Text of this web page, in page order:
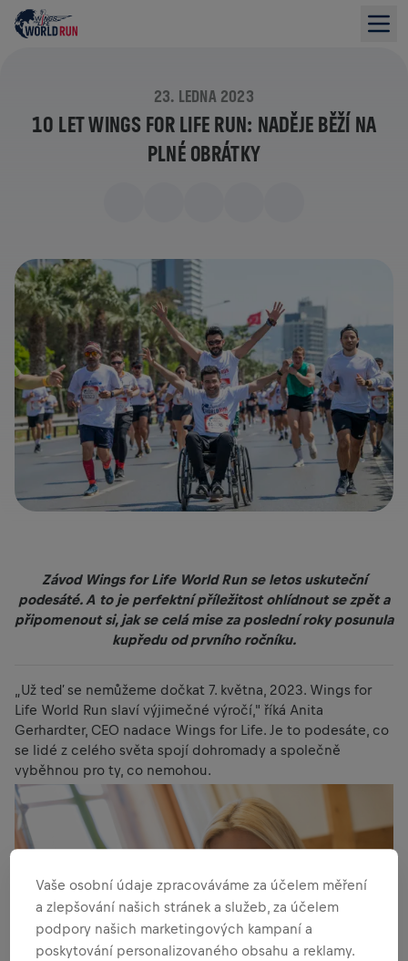
23. LEDNA 2023
10 LET WINGS FOR LIFE RUN: NADĚJE BĚŽÍ NA
PLNÉ OBRÁTKY
Závod Wings for Life World Run se letos uskuteční
podesáté. A to je perfektní příležitost ohlídnout se zpět a
připomenout si, jak se celá mise za poslední roky posunula
kupředu od prvního ročníku.
„Už teď se nemůžeme dočkat 7. května, 2023. Wings for
Life World Run slaví výjimečné výročí," říká Anita
Gerhardter, CEO nadace Wings for Life. Je to podesáte, co
se lidé z celého světa spojí dohromady a společně
vyběhnou pro ty, co nemohou.
Vaše osobní údaje zpracováváme za účelem měření
a zlepšování našich stránek a služeb, za účelem
podpory našich marketingových kampaní a
poskytování personalizovaného obsahu a reklamy.